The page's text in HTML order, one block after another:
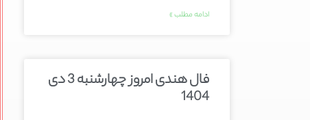
ادامه مطلب »
فال هندی امروز چهارشنبه 3 دی
1404